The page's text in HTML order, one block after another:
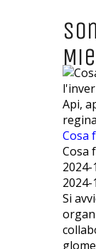
Api,
Cosa
Cosa
2024-
2024-
Si